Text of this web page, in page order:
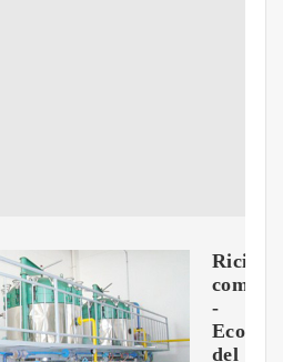
Ricinus
-
Ecos
del